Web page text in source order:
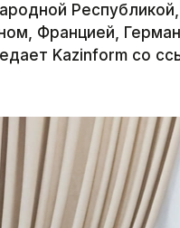
Францией,
Kazinform со